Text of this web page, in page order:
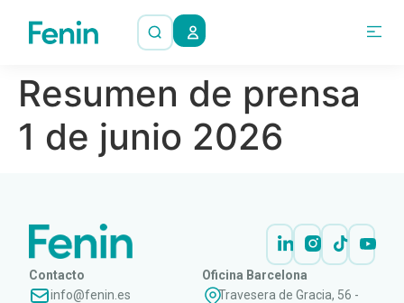
Resumen de prensa
1 de junio 2026
Contacto
info@fenin.es
Oficina Barcelona
Travesera de Gracia, 56 -